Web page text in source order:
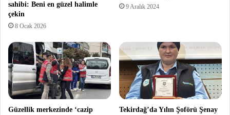
sahibi: Beni en güzel halimle
çekin
8 Ocak 2026
9 Aralık 2024
Güzellik merkezinde ‘cazip
Tekirdağ’da Yılın Şoförü Şenay